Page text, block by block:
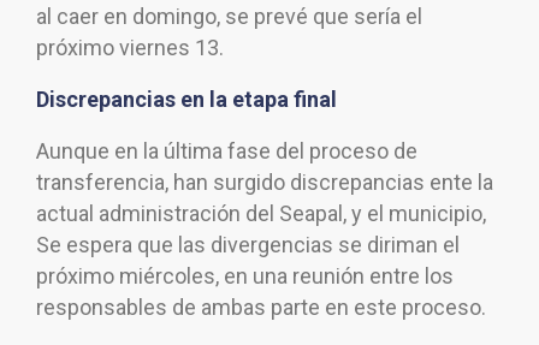
al caer en domingo, se prevé que sería el
próximo viernes 13.
Discrepancias en la etapa final
Aunque en la última fase del proceso de
transferencia, han surgido discrepancias ente la
actual administración del Seapal, y el municipio,
Se espera que las divergencias se diriman el
próximo miércoles, en una reunión entre los
responsables de ambas parte en este proceso.